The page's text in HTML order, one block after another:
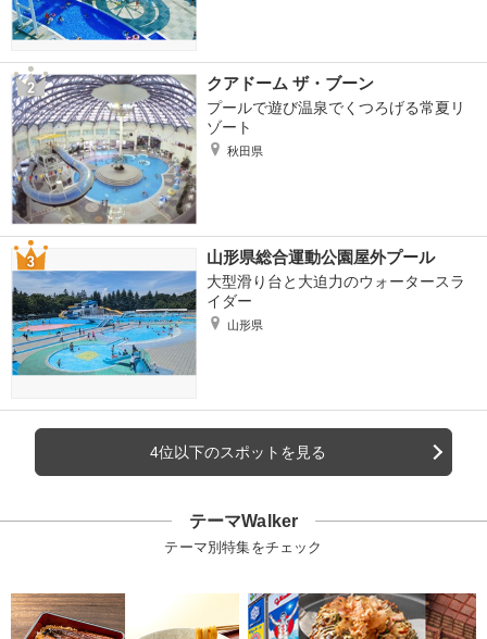
クアドーム ザ・ブーン
プールで遊び温泉でくつろげる常夏リ
ゾート
秋田県
山形県総合運動公園屋外プール
大型滑り台と大迫力のウォータースラ
イダー
山形県
4位以下のスポットを見る
テーマWalker
テーマ別特集をチェック